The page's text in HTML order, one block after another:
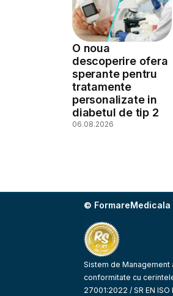
O noua
descoperire ofera
sperante pentru
tratamente
personalizate in
diabetul de tip 2
06.08.2026
© FormareMedicala
Sistem de Management
conformitate cu
27001:2022 / SR EN